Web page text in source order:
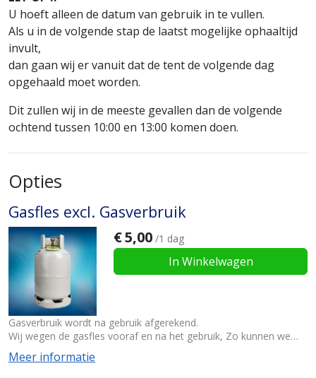
U hoeft alleen de datum van gebruik in te vullen.
Als u in de volgende stap de laatst mogelijke ophaaltijd
invult,
dan gaan wij er vanuit dat de tent de volgende dag
opgehaald moet worden.
Dit zullen wij in de meeste gevallen dan de volgende
ochtend tussen 10:00 en 13:00 komen doen.
Opties
Gasfles excl. Gasverbruik
€5,00 /1 dag
In Winkelwagen
Gasverbruik wordt na gebruik afgerekend.
Wij wegen de gasfles vooraf en na het gebruik, Zo kunnen we
Wij rekenen €7,50 per kg
Meer informatie